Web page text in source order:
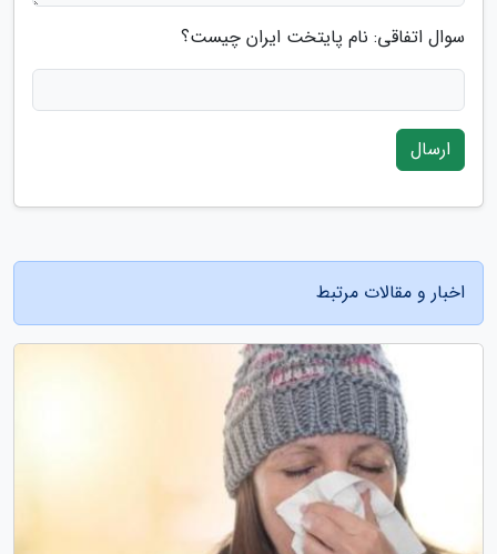
سوال اتفاقی: نام پایتخت ایران چیست؟
ارسال
اخبار و مقالات مرتبط